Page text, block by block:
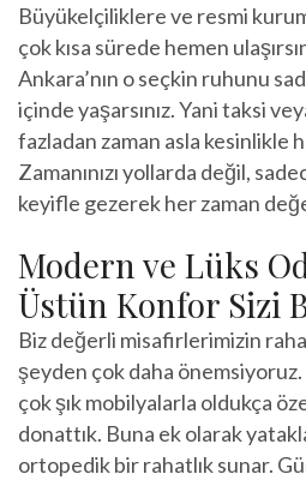
Büyükelçiliklere ve resmi
çok kısa sürede hemen
Ankara’nın o seçkin ruhunu
içinde yaşarsınız. Yani taksi
fazladan zaman asla kesinlikle
Zamanınızı yollarda değil,
keyifle gezerek her zaman
Modern ve Lüks
Üstün Konfor Sizi
Biz değerli misafirlerimizin
şeyden çok daha önemsiyoruz.
çok şık mobilyalarla oldukça
donattık. Buna ek olarak
ortopedik bir rahatlık sunar.